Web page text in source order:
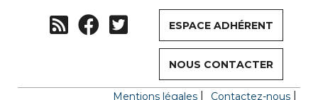
ESPACE ADHÉRENT
NOUS CONTACTER
Mentions légales Contactez-nous